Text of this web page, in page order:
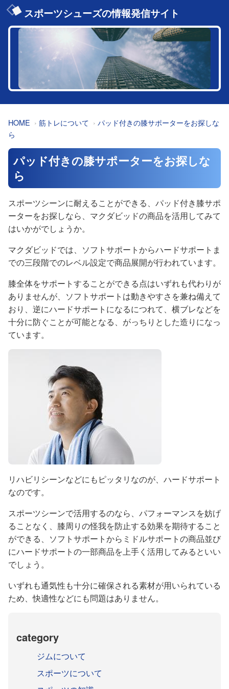
スポーツシューズの情報発信サイト
HOME 筋トレについて
パッド付きの膝サポーターをお探しな
ら
パッド付きの膝サポーターをお探しな
ら
スポーツシーンに耐えることができる、パッド付き膝サポ
ーターをお探しなら、マクダビッドの商品を活用してみて
はいかがでしょうか。
マクダビッドでは、ソフトサポートからハードサポートま
での三段階でのレベル設定で商品展開が行われています。
膝全体をサポートすることができる点はいずれも代わりが
ありませんが、ソフトサポートは動きやすさを兼ね備えて
おり、逆にハードサポートになるにつれて、横ブレなどを
十分に防ぐことが可能となる、がっちりとした造りになっ
ています。
リハビリシーンなどにもピッタリなのが、ハードサポート
なのです。
スポーツシーンで活用するのなら、パフォーマンスを妨げ
ることなく、膝周りの怪我を防止する効果を期待すること
ができる、ソフトサポートからミドルサポートの商品並び
にハードサポートの一部商品を上手く活用してみるといい
でしょう。
いずれも通気性も十分に確保される素材が用いられている
ため、快適性などにも問題はありません。
category
ジムについて
スポーツについて